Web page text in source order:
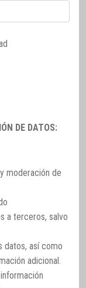
DE DATOS:
moderación de
a terceros, salvo
datos, así como
adicional.